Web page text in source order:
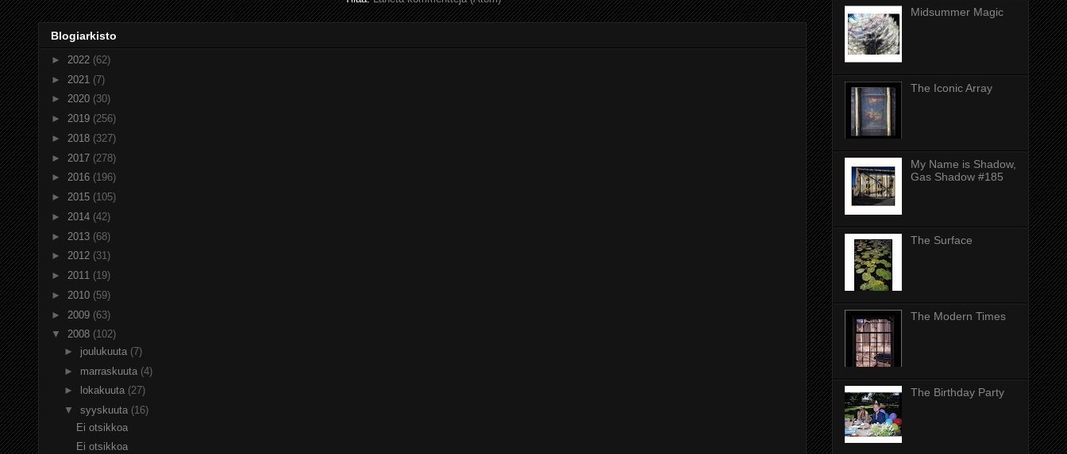
Blogiarkisto
► 2022 (62)
► 2021 (7)
► 2020 (30)
► 2019 (256)
► 2018 (327)
► 2017 (278)
► 2016 (196)
► 2015 (105)
► 2014 (42)
► 2013 (68)
► 2012 (31)
► 2011 (19)
► 2010 (59)
► 2009 (63)
▼ 2008 (102)
► joulukuuta (7)
► marraskuuta (4)
►
lokakuuta (27)
▼ syyskuuta (16)
Ei otsikkoa
Ei otsikkoa
Midsummer Magic
The Iconic Array
My Name is Shadow,
Gas Shadow #185
The Surface
The Modern Times
The Birthday Party